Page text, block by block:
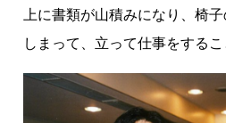
上に書類が山積みになり、椅
しまって、立って仕事をするこ